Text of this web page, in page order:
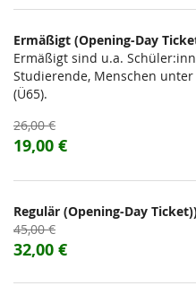
Ermäßigt (Opening-Day
Ermäßigt sind u.a.
Studierende, Menschen
(Ü65).
Ursprünglicher
Preis:
26,00 €
Neuer
19,00 €
Regulär (Opening-Day
Ursprünglicher
Preis:
45,00 €
Neuer
32,00 €